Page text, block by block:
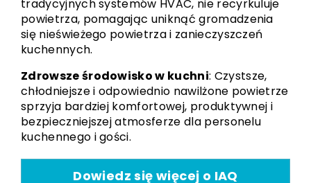
tradycyjnych systemów HVAC, nie recyrkuluje
powietrza, pomagając uniknąć gromadzenia
się nieświeżego powietrza i zanieczyszczeń
kuchennych.
Zdrowsze środowisko w kuchni: Czystsze,
chłodniejsze i odpowiednio nawilżone powietrze
sprzyja bardziej komfortowej, produktywnej i
bezpieczniejszej atmosferze dla personelu
kuchennego i gości.
Dowiedz się więcej o IAQ